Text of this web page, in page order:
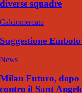
diverse squadre
Calciomercato
Suggestione
News
Milan Futuro, dopo
contro il